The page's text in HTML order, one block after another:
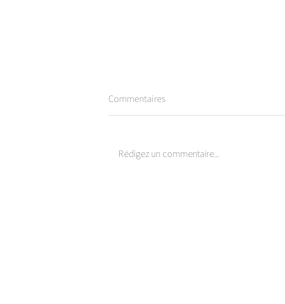
Commentaires
Rédigez un commentaire...